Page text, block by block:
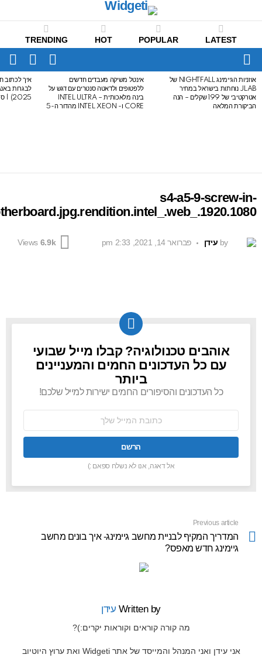
LATEST
POPULAR
HOT
TRENDING
Menu
SWITCH
SKIN
LATEST
STORIES
אוזניות הגיימינג NIGHTFALL של
JLAB נוחתות בישראל במחיר
אטרקטיבי של 199 שקלים – הנה
הביקורת המלאה
אינטל משיקה מעבדים חדשים
ללפטופים ולדאטה סנטרים עם דגש על
בינה מלאכותית – INTEL ULTRA
CORE ו- INTEL XEON מהדור ה-5
איך לכתוב
2025) | סיכום לבגרות באנגלית
s4-a5-9-screw-in-
by עידן פברואר 14, 2021, 2:33 pm 6.9k
Views
NEWSLETTER
אוהבים טכנולוגיה? קבלו מייל שבועי
עם כל העדכונים החמים והמעניינים
ביותר
כל העדכונים והסיפורים החמים ישירות למייל שלכם!
אל דאגה, אנו לא נשלח ספאם :)
more
Previous article
המדריך המקיף לבניית מחשב גיימינג- איך בונים מחשב
גיימינג חדש מאפס?
Written by עידן
מה קורה קוראים וקוראות יקרים:)?
אני עידן ואני המנהל והמייסד של אתר Widgeti ואת ערוץ היוטיוב